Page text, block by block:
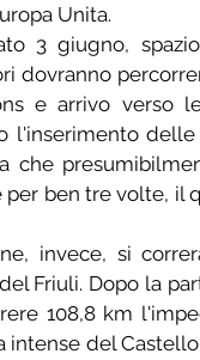
Unita.
3 giugno,
dovranno
e arrivo verso
l'inserimento
che
ben tre volte, il
invece, si
Friuli. Dopo la
108,8 km
del